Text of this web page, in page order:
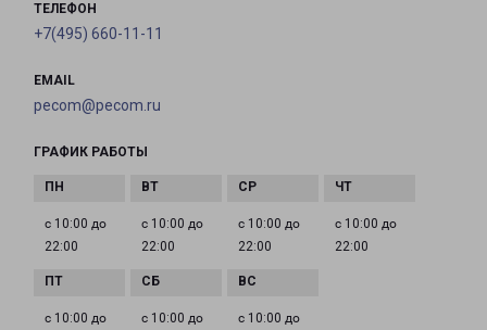
ТЕЛЕФОН
+7(495) 660-11-11
EMAIL
pecom@pecom.ru
ГРАФИК РАБОТЫ
с 10:00 до
22:00
с 10:00 до
22:00
с 10:00 до
22:00
с 10:00 до
22:00
с 10:00 до
с 10:00 до
с 10:00 до